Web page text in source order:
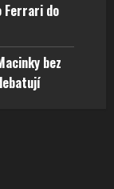
Ferrari do
bez